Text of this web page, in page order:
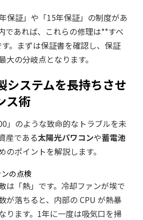
保証」や「15年保証」の制度があ
であれば、これらの修理は**すべ
。まずは保証書を確認し、保証
大の分岐点となります。
システムを長持ちさせ
ス術
00」のような致命的なトラブルを未
産である太陽光パワコンや蓄電池
のポイントを解説します。
の点検
は「熱」です。冷却ファンが埃で
が落ちると、内部の CPU が熱暴
ります。1年に一度は吸気口を掃